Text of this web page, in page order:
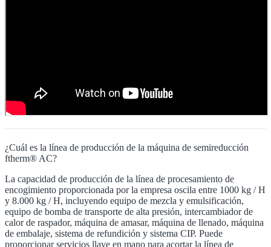
¿Cuál es la línea de producción de la máquina de semireducción
ftherm® AC?
La capacidad de producción de la línea de procesamiento de
encogimiento proporcionada por la empresa oscila entre 1000 kg / H
y 8.000 kg / H, incluyendo equipo de mezcla y emulsificación,
equipo de bomba de transporte de alta presión, intercambiador de
calor de raspador, máquina de amasar, máquina de llenado, máquina
de embalaje, sistema de refundición y sistema CIP. Puede
proporcionar servicios llave en mano para acortar la línea de